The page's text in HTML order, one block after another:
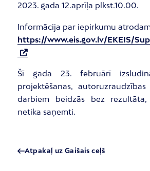
2023. gada 12.aprīļa plkst.10.00.
Informācija par iepirkumu
https://www.eis.gov.lv/EKEIS/
Šī gada 23. februārī
projektēšanas,
darbiem beidzās bez
netika saņemti.
Atpakaļ uz Gaišais ceļš